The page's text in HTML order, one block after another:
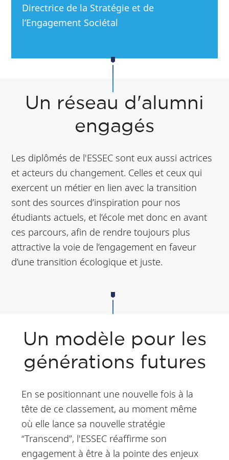
Directrice de la Stratégie et de
l’Engagement Sociétal
Un réseau d'alumni
engagés
Les diplômés de l'ESSEC sont eux aussi actrices
et acteurs du changement. Celles et ceux qui
exercent un métier en lien avec la transition
sont des sources d’inspiration pour nos
étudiants actuels, et l’école met donc en avant
ces parcours, afin de rendre toujours plus
attractive la voie de l’engagement en faveur
d’une transition écologique et juste.
Un modèle pour les
générations futures
En se positionnant une nouvelle fois à la
tête de ce classement, au moment même
où elle lance sa nouvelle stratégie
“Transcend”, l'ESSEC réaffirme son
engagement à être à la pointe des enjeux